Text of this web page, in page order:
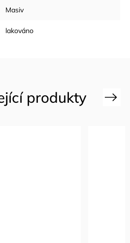
Masiv
lakováno
Next